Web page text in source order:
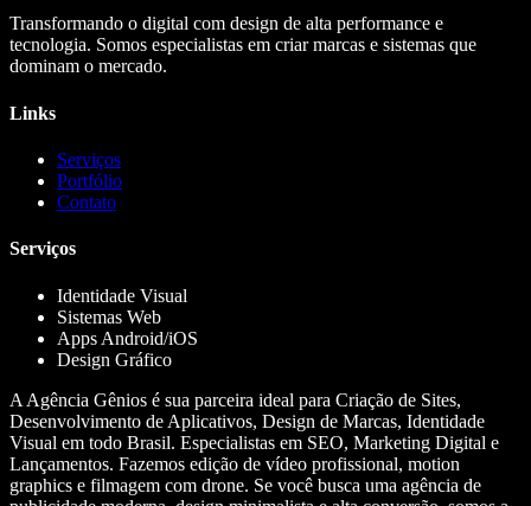
Transformando o digital com design de alta performance e
tecnologia. Somos especialistas em criar marcas e sistemas que
dominam o mercado.
Links
Serviços
Portfólio
Contato
Serviços
Identidade Visual
Sistemas Web
Apps Android/iOS
Design Gráfico
A Agência Gênios é sua parceira ideal para Criação de Sites,
Desenvolvimento de Aplicativos, Design de Marcas, Identidade
Visual em todo Brasil. Especialistas em SEO, Marketing Digital e
Lançamentos. Fazemos edição de vídeo profissional, motion
graphics e filmagem com drone. Se você busca uma agência de